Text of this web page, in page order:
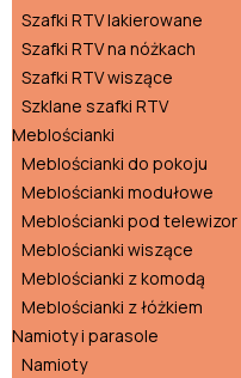
Szafki RTV lakierowane
Szafki RTV na nóżkach
Szafki RTV wiszące
Szklane szafki RTV
Meblościanki
Meblościanki do pokoju
Meblościanki modułowe
Meblościanki pod telewizor
Meblościanki wiszące
Meblościanki z komodą
Meblościanki z łóżkiem
Namioty i parasole
Namioty